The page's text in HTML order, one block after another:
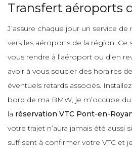
Transfert aéroports
J’assure chaque jour un service
vers les aéroports de la région. Ce
vous rendre à l’aéroport ou d’en
avoir à vous soucier des horaires
éventuels retards associés.
bord de ma BMW, je m’occupe
la réservation VTC Pont-en-
votre trajet n’aura jamais été aussi
suffisent à confirmer votre VTC et